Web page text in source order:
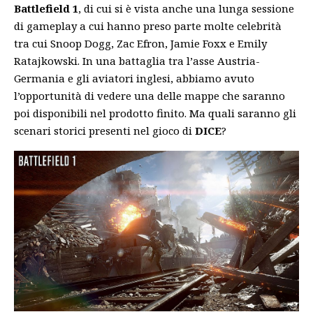
Battlefield 1, di cui si è vista anche una lunga sessione
di gameplay a cui hanno preso parte molte celebrità
tra cui Snoop Dogg, Zac Efron, Jamie Foxx e Emily
Ratajkowski. In una battaglia tra l’asse Austria-
Germania e gli aviatori inglesi, abbiamo avuto
l’opportunità di vedere una delle mappe che saranno
poi disponibili nel prodotto finito. Ma quali saranno gli
scenari storici presenti nel gioco di DICE?